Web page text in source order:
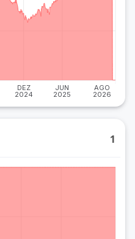
DEZ
2024
JUN
2025
AGO
2026
1